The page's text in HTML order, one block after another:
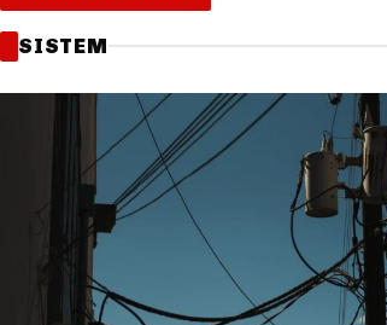
SISTEM